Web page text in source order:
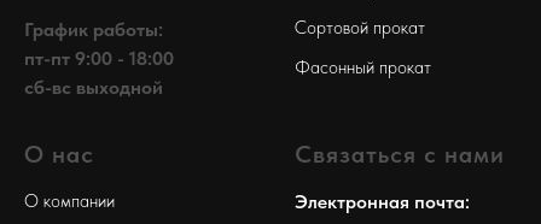
График работы:
пт-пт 9:00 - 18:00
сб-вс выходной
Сортовой прокат
Фасонный прокат
О нас
О компании
Связаться с нами
Электронная почта: